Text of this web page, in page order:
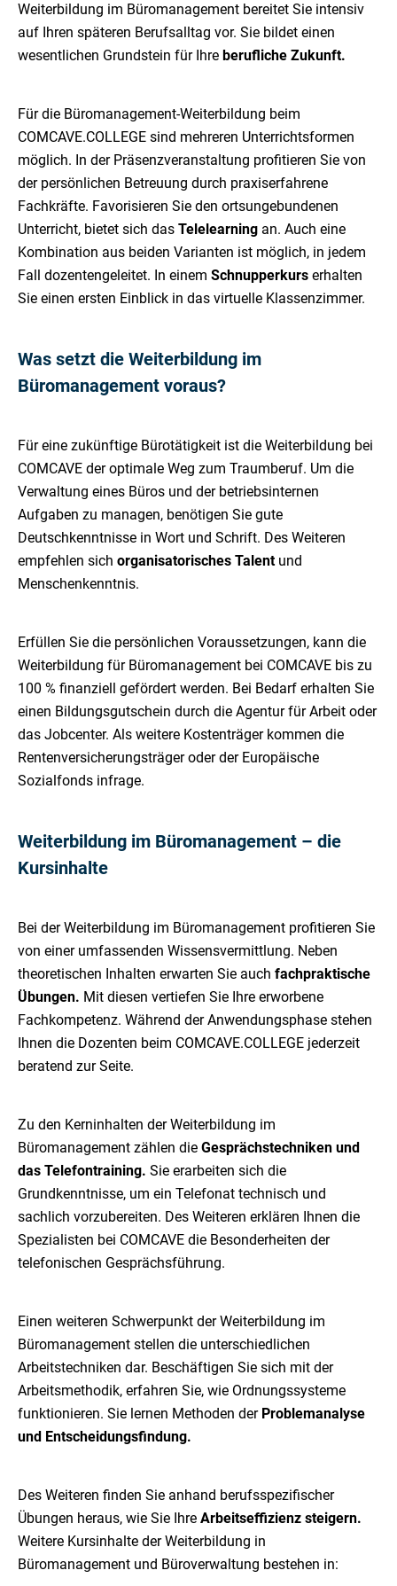
Weiterbildung im Büromanagement bereitet Sie intensiv
auf Ihren späteren Berufsalltag vor. Sie bildet einen
wesentlichen Grundstein für Ihre berufliche Zukunft.
Für die Büromanagement-Weiterbildung beim
COMCAVE.COLLEGE sind mehreren Unterrichtsformen
möglich. In der Präsenzveranstaltung profitieren Sie von
der persönlichen Betreuung durch praxiserfahrene
Fachkräfte. Favorisieren Sie den ortsungebundenen
Unterricht, bietet sich das Telelearning an. Auch eine
Kombination aus beiden Varianten ist möglich, in jedem
Fall dozentengeleitet. In einem Schnupperkurs erhalten
Sie einen ersten Einblick in das virtuelle Klassenzimmer.
Was setzt die Weiterbildung im
Büromanagement voraus?
Für eine zukünftige Bürotätigkeit ist die Weiterbildung bei
COMCAVE der optimale Weg zum Traumberuf. Um die
Verwaltung eines Büros und der betriebsinternen
Aufgaben zu managen, benötigen Sie gute
Deutschkenntnisse in Wort und Schrift. Des Weiteren
empfehlen sich organisatorisches Talentund
Menschenkenntnis.
Erfüllen Sie die persönlichen Voraussetzungen, kann die
Weiterbildung für Büromanagement bei COMCAVE bis zu
100 % finanziell gefördert werden. Bei Bedarf erhalten Sie
einen Bildungsgutschein durch die Agentur für Arbeit oder
das Jobcenter. Als weitere Kostenträger kommen die
Rentenversicherungsträger oder der Europäische
Sozialfonds infrage.
Weiterbildung im Büromanagement – die
Kursinhalte
Bei der Weiterbildung im Büromanagement profitieren Sie
von einer umfassenden Wissensvermittlung. Neben
theoretischen Inhalten erwarten Sie auch fachpraktische
Übungen. Mit diesen vertiefen Sie Ihre erworbene
Fachkompetenz. Während der Anwendungsphase stehen
Ihnen die Dozenten beim COMCAVE.COLLEGE jederzeit
beratend zur Seite.
Zu den Kerninhalten der Weiterbildung im
Büromanagement zählen die Gesprächstechniken und
das Telefontraining. Sie erarbeiten sich die
Grundkenntnisse, um ein Telefonat technisch und
sachlich vorzubereiten. Des Weiteren erklären Ihnen die
Spezialisten bei COMCAVE die Besonderheiten der
telefonischen Gesprächsführung.
Einen weiteren Schwerpunkt der Weiterbildung im
Büromanagement stellen die unterschiedlichen
Arbeitstechniken dar. Beschäftigen Sie sich mit der
Arbeitsmethodik, erfahren Sie, wie Ordnungssysteme
funktionieren. Sie lernen Methoden der Problemanalyse
und Entscheidungsfindung.
Des Weiteren finden Sie anhand berufsspezifischer
Übungen heraus, wie Sie Ihre Arbeitseffizienz steigern.
Weitere Kursinhalte der Weiterbildung in
Büromanagement und Büroverwaltung bestehen in: